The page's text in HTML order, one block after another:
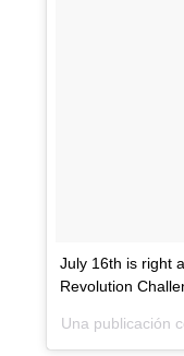
July 16th is right
Revolution
Una publicación